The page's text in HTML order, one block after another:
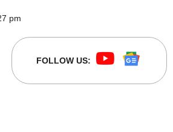
pm
FOLLOW US: